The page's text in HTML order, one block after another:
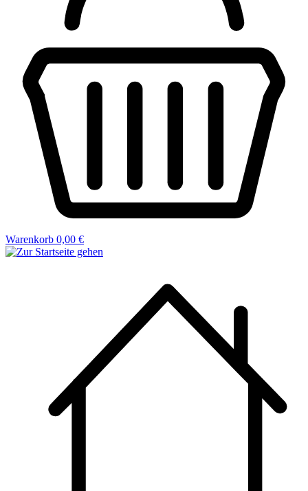
Warenkorb 0,00 €